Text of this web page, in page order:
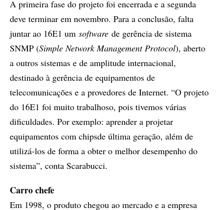
A primeira fase do projeto foi encerrada e a segunda
deve terminar em novembro. Para a conclusão, falta
juntar ao 16E1 um software de gerência de sistema
SNMP (Simple Network Management Protocol), aberto
a outros sistemas e de amplitude internacional,
destinado à gerência de equipamentos de
telecomunicações e a provedores de Internet. “O projeto
do 16E1 foi muito trabalhoso, pois tivemos várias
dificuldades. Por exemplo: aprender a projetar
equipamentos com chipsde última geração, além de
utilizá-los de forma a obter o melhor desempenho do
sistema”, conta Scarabucci.
Carro chefe
Em 1998, o produto chegou ao mercado e a empresa